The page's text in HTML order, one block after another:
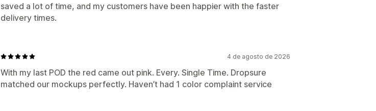
saved a lot of time, and my customers have been happier with the faster
delivery times.
4 de agosto de 2026
With my last POD the red came out pink. Every. Single Time. Dropsure
matched our mockups perfectly. Haven’t had 1 color complaint service